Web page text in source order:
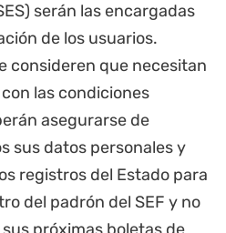
) serán las encargadas
de los usuarios.
consideren que necesitan
las condiciones
asegurarse de
sus datos personales y
registros del Estado para
del padrón del SEF y no